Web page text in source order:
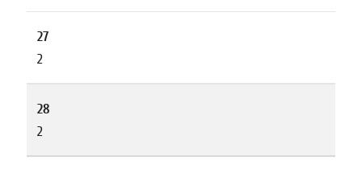
27
2
28
2